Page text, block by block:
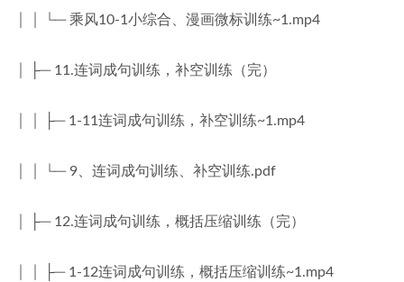
│ │ └─ 乘风10-1小综合、漫画微标训练~1.mp4
│ ├─ 11.连词成句训练，补空训练（完）
│ │ ├─ 1-11连词成句训练，补空训练~1.mp4
│ │ └─ 9、连词成句训练、补空训练.pdf
│ ├─ 12.连词成句训练，概括压缩训练（完）
│ │ ├─ 1-12连词成句训练，概括压缩训练~1.mp4